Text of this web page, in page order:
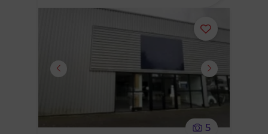
Ajouter
supprimer
5